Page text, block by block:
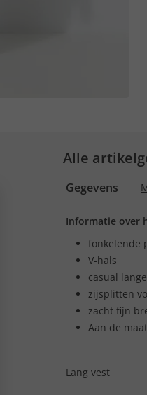
Alle
Gegevens
Informatie over
fonkelende
V-hals
casual
zijsplitten
zacht fijn
Aan de
Lang vest